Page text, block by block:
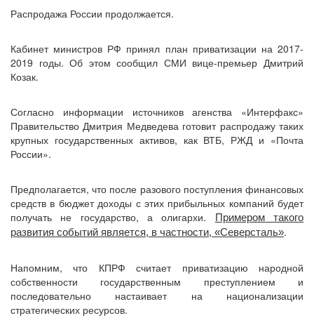
Распродажа России продолжается.
Кабинет министров РФ принял план приватизации на 2017-
2019 годы. Об этом сообщил СМИ вице-премьер Дмитрий
Козак.
Согласно информации источников агенства «Интерфакс»
Правительство Дмитрия Медведева готовит распродажу таких
крупных государственных активов, как ВТБ, РЖД и «Почта
России».
Предполагается, что после разового поступления финансовых
средств в бюджет доходы с этих прибыльных компаний будет
получать не государство, а олигархи.
Примером такого
развития событий является, в частности, «Северсталь».
Напомним, что КПРФ считает приватизацию народной
собственности государственным преступлением и
последовательно настаивает на национализации
стратегических ресурсов.